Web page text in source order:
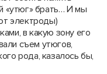
«утюг» брать… И мы
электроды)
в какую зону его
съем утюгов,
рода, казалось бы,